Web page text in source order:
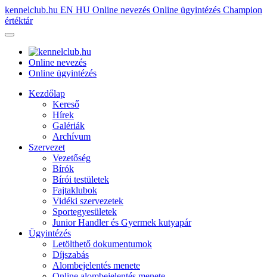
kennelclub.hu EN HU Online nevezés Online ügyintézés Champion
értéktár
Online nevezés
Online ügyintézés
Kezdőlap
Kereső
Hírek
Galériák
Archívum
Szervezet
Vezetőség
Bírók
Bírói testületek
Fajtaklubok
Vidéki szervezetek
Sportegyesületek
Junior Handler és Gyermek kutyapár
Ügyintézés
Letölthető dokumentumok
Díjszabás
Alombejelentés menete